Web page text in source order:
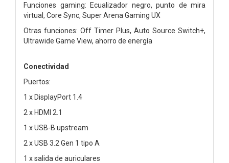
Funciones gaming: Ecualizador negro, punto de mira
virtual, Core Sync, Super Arena Gaming UX
Otras funciones: Off Timer Plus, Auto Source Switch+,
Ultrawide Game View, ahorro de energía
Conectividad
Puertos:
1 x DisplayPort 1.4
2 x HDMI 2.1
1 x USB-B upstream
2 x USB 3.2 Gen 1 tipo A
1 x salida de auriculares